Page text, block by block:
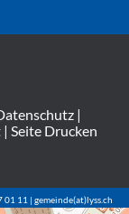
|
| Seite Drucken
11 | gemeinde(at)lyss.ch